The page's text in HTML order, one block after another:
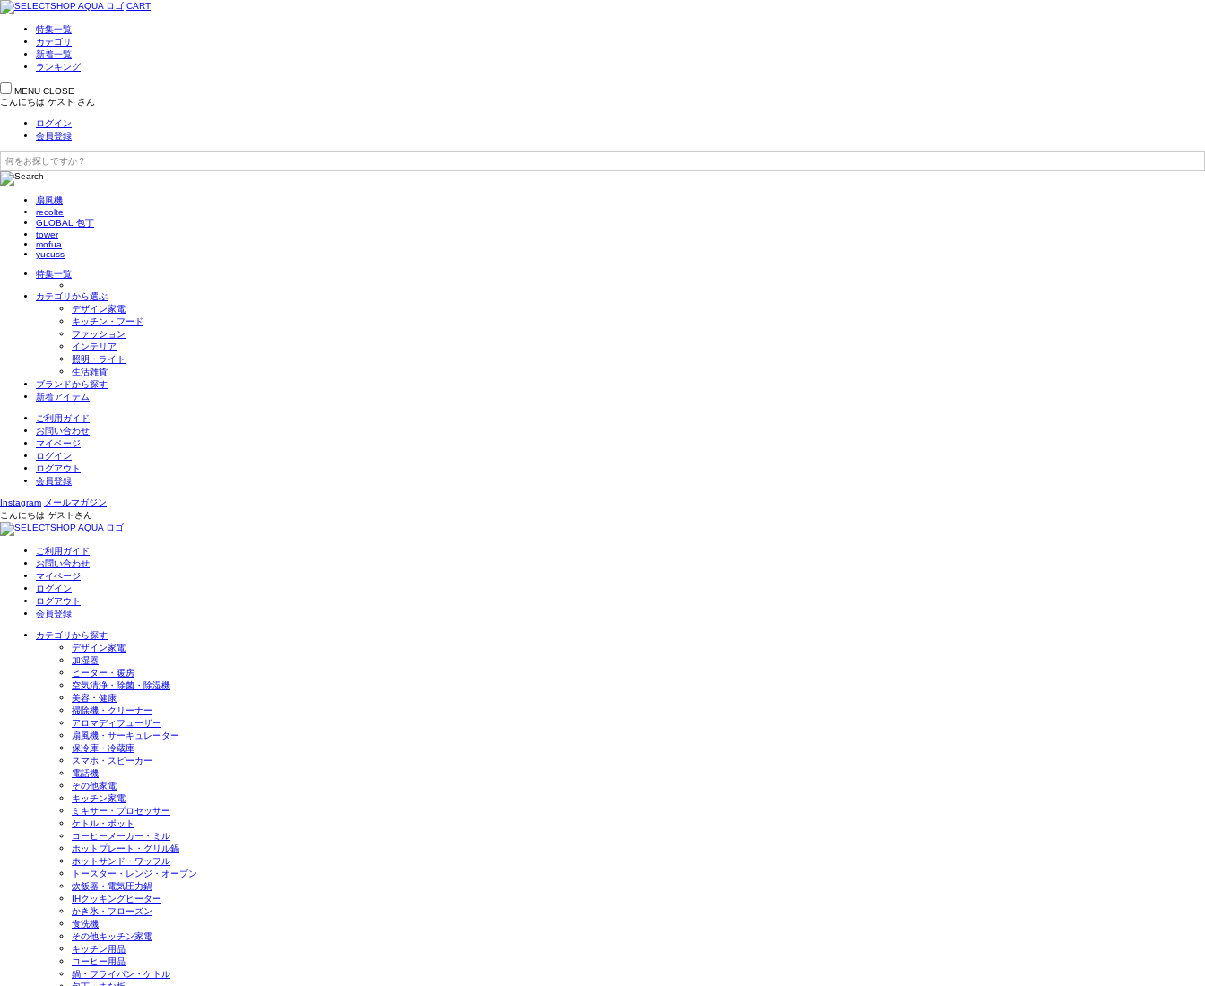
CART
特集一覧
カテゴリ
新着一覧
ランキング
MENU CLOSE
こんにちは ゲスト さん
ログイン
会員登録
扇風機
recolte
GLOBAL 包丁
tower
mofua
yucuss
特集一覧
カテゴリから選ぶ
デザイン家電
キッチン・フード
ファッション
インテリア
照明・ライト
生活雑貨
ブランドから探す
新着アイテム
ご利用ガイド
お問い合わせ
マイページ
ログイン
ログアウト
会員登録
Instagram メールマガジン
こんにちは ゲスト さん
ご利用ガイド
お問い合わせ
マイページ
ログイン
ログアウト
会員登録
カテゴリから探す
デザイン家電
加湿器
ヒーター・暖房
空気清浄・除菌・除湿機
美容・健康
掃除機・クリーナー
アロマディフューザー
扇風機・サーキュレーター
保冷庫・冷蔵庫
スマホ・スピーカー
電話機
その他家電
キッチン家電
ミキサー・プロセッサー
ケトル・ポット
コーヒーメーカー・ミル
ホットプレート・グリル鍋
ホットサンド・ワッフル
トースター・レンジ・オーブン
炊飯器・電気圧力鍋
IHクッキングヒーター
かき氷・フローズン
食洗機
その他キッチン家電
キッチン用品
コーヒー用品
鍋・フライパン・ケトル